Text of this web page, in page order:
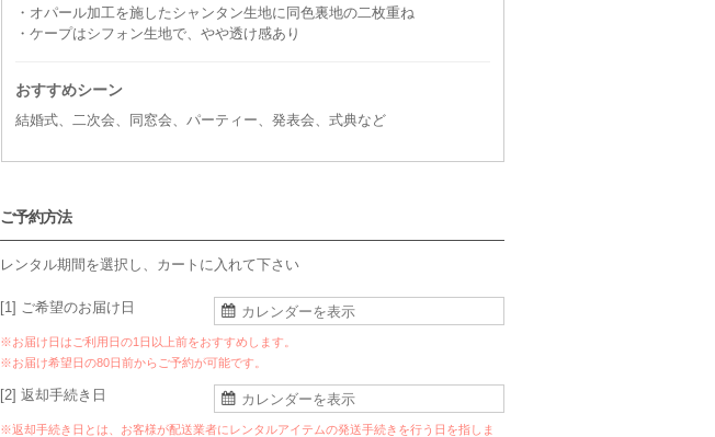
・オパール加工を施したシャンタン生地に同色裏地の二枚重ね
・ケープはシフォン生地で、やや透け感あり
おすすめシーン
結婚式、二次会、同窓会、パーティー、発表会、式典など
ご予約方法
レンタル期間を選択し、カートに入れて下さい
[1] ご希望のお届け日
※お届け日はご利用日の1日以上前をおすすめします。
※お届け希望日の80日前からご予約が可能です。
[2] 返却手続き日
※返却手続き日とは、お客様が配送業者にレンタルアイテムの発送手続きを行う日を指しま
Apploberry 東京ソワール
LL〜3L
6泊7日8,990
Apploberry 東京ソワール
3L〜4L
6泊7日 8,990